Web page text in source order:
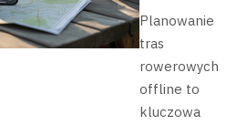
Planowanie
tras
rowerowych
offline to
kluczowa